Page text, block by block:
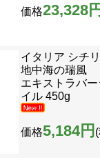
価格23,328円
イタリア シチ
地中海の瑞風
エキストラバ
イル 450g
価格5,184円